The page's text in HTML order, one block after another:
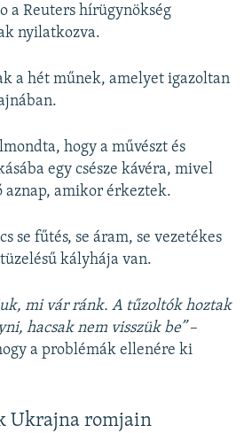
a Reuters hírügynökség
nyilatkozva.
a hét műnek, amelyet igazoltan
hogy a művészt és
egy csésze kávéra, mivel
aznap, amikor érkeztek.
se fűtés, se áram, se vezetékes
kályhája van.
mi vár ránk. A tűzoltók hoztak
hacsak nem visszük be”–
a problémák ellenére ki
Ukrajna romjain